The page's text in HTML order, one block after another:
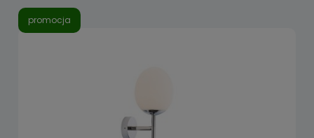
promocja